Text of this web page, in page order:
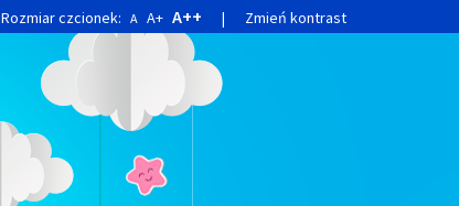
Rozmiar czcionek: A A+ A++ | Zmień kontrast